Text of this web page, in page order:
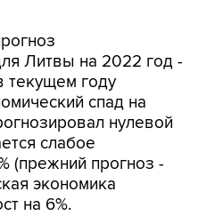
Литвы на 2022 год -
текущем году
спад на
нулевой
слабое
(прежний прогноз -
экономика
на 6%.